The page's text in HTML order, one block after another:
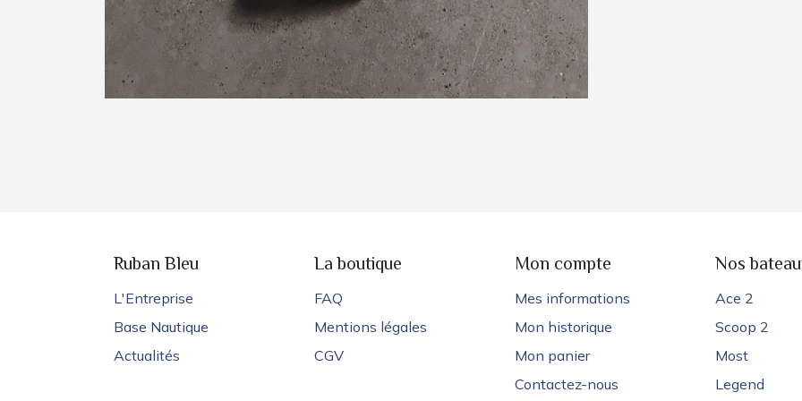
Ruban Bleu
L'Entreprise
Base Nautique
Actualités
La boutique
FAQ
Mentions légales
CGV
Mon compte
Mes informations
Mon historique
Mon panier
Contactez-nous
Nos
Ace 2
Scoop 2
Most
Legend